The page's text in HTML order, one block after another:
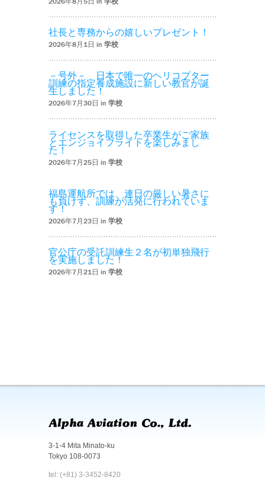
社長と専務からの嬉しいプレゼント！
2026年8月1日 in 学校
－号外－ 日本で唯一のヘリコプター
訓練の指定養成施設に新しい教官が誕
生しました！
2026年7月30日 in 学校
ライセンスを取得した卒業生がご家族
とエンジョイフライトを楽しみまし
た！
2026年7月25日 in 学校
福島運航所では、連日の厳しい暑さに
も負けず、訓練が活発に行われていま
す！
2026年7月23日 in 学校
官公庁の受託訓練生２名が初単独飛行
を実施しました！
2026年7月21日 in 学校
3-1-4 Mita Minato-ku
Tokyo 108-0073
tel: (+81) 3-3452-8420